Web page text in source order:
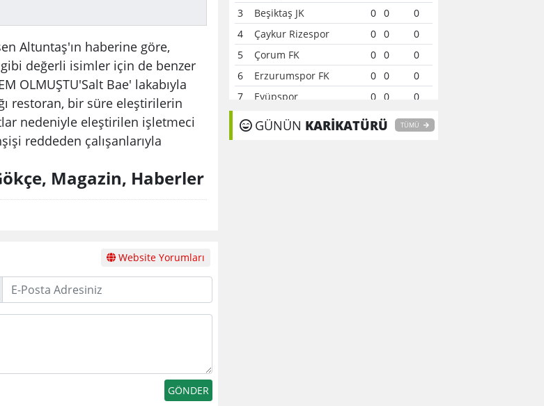
Altuntaş'ın haberine göre,
değerli isimler için de benzer
OLMUŞTU'Salt Bae' lakabıyla
restoran, bir süre eleştirilerin
nedeniyle eleştirilen işletmeci
reddeden çalışanlarıyla
Magazin, Haberler
Website Yorumları
3 Beşiktaş JK 0 0
0
4
Çaykur Rizespor 0 0
0
5
Çorum FK 0 0
0
6
Erzurumspor FK 0 0
0
7
Eyüpspor 0 0
0
8
Fenerbahçe 0
0
GÜNÜN KARİKATÜRÜ TÜMÜ